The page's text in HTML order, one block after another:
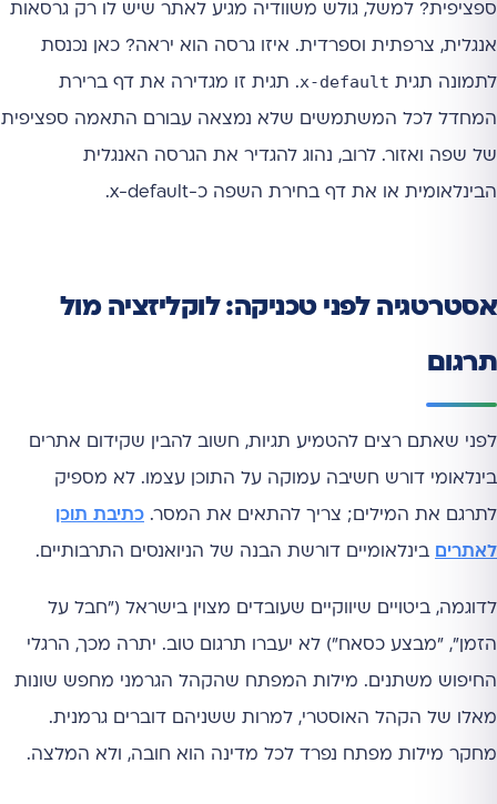
ספציפית? למשל, גולש משוודיה מגיע לאתר שיש לו רק גרסאות
אנגלית, צרפתית וספרדית. איזו גרסה הוא יראה? כאן נכנסת
לתמונה תגית x-default. תגית זו מגדירה את דף ברירת
המחדל לכל המשתמשים שלא נמצאה עבורם התאמה ספציפית
של שפה ואזור. לרוב, נהוג להגדיר את הגרסה האנגלית
הבינלאומית או את דף בחירת השפה כ-x-default.
אסטרטגיה לפני טכניקה: לוקליזציה מול
תרגום
לפני שאתם רצים להטמיע תגיות, חשוב להבין שקידום אתרים
בינלאומי דורש חשיבה עמוקה על התוכן עצמו. לא מספיק
לתרגם את המילים; צריך להתאים את המסר. כתיבת תוכן
לאתרים בינלאומיים דורשת הבנה של הניואנסים התרבותיים.
לדוגמה, ביטויים שיווקיים שעובדים מצוין בישראל ("חבל על
הזמן", "מבצע כסאח") לא יעברו תרגום טוב. יתרה מכך, הרגלי
החיפוש משתנים. מילות המפתח שהקהל הגרמני מחפש שונות
מאלו של הקהל האוסטרי, למרות ששניהם דוברים גרמנית.
מחקר מילות מפתח נפרד לכל מדינה הוא חובה, ולא המלצה.